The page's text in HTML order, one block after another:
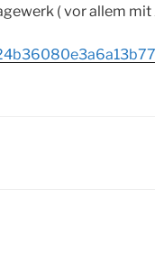
( vor allem